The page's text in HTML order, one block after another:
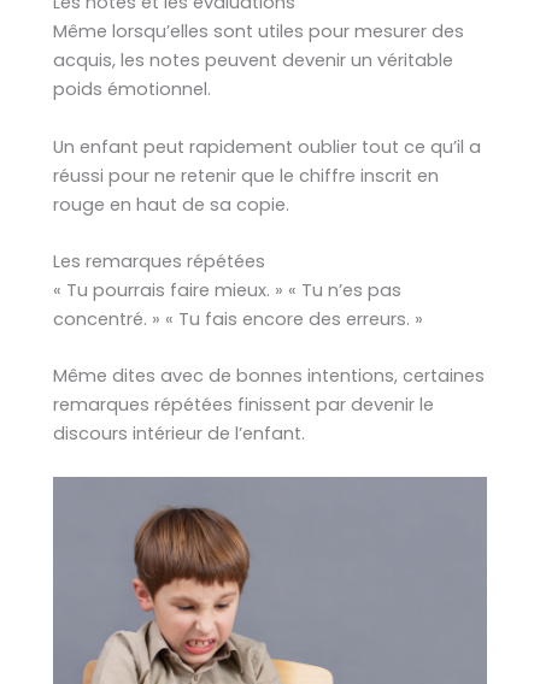
Même lorsqu’elles sont utiles pour mesurer des
acquis, les notes peuvent devenir un véritable
poids émotionnel.
Un enfant peut rapidement oublier tout ce qu’il a
réussi pour ne retenir que le chiffre inscrit en
rouge en haut de sa copie.
Les remarques répétées
« Tu pourrais faire mieux. » « Tu n’es pas
concentré. » « Tu fais encore des erreurs. »
Même dites avec de bonnes intentions, certaines
remarques répétées finissent par devenir le
discours intérieur de l’enfant.